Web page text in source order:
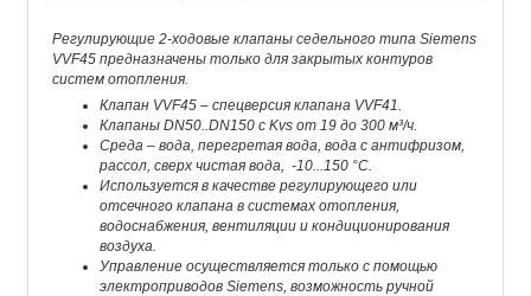
Регулирующие 2-ходовые клапаны седельного типа Siemens
VVF45 предназначены только для закрытых контуров
систем отопления.
Клапан VVF45 – спецверсия клапана VVF41.
Клапаны DN50..DN150 c Kvs от 19 до 300 м³/ч.
Среда – вода, перегретая вода, вода с антифризом,
рассол, сверх чистая вода, -10...150 °C.
Используется в качестве регулирующего или
отсечного клапана в системах отопления,
водоснабжения, вентиляции и кондиционирования
воздуха.
Управление осуществляется только с помощью
электроприводов Siemens, возможность ручной